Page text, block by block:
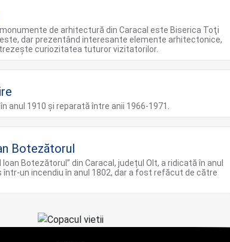
de arhitectură din Caracal este Biserica Toţi
dar prezentând interesante elemente arhitectonice,
curiozitatea tuturor vizitatorilor.
anul 1910 și reparată între anii 1966-1971.
Botezătorul
Botezătorul” din Caracal, județul Olt, a ridicată în anul
într-un incendiu în anul 1802, dar a fost refăcut de către